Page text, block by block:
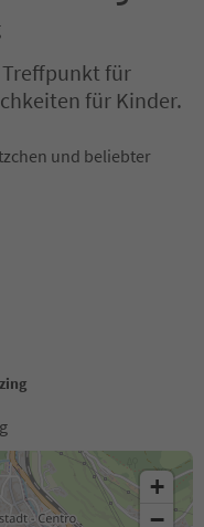
für
für Kinder.
und beliebter
+
−